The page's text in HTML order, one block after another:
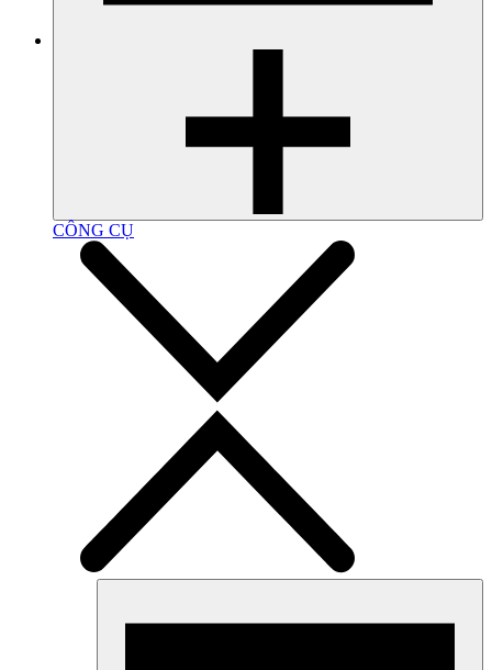
CÔNG CỤ